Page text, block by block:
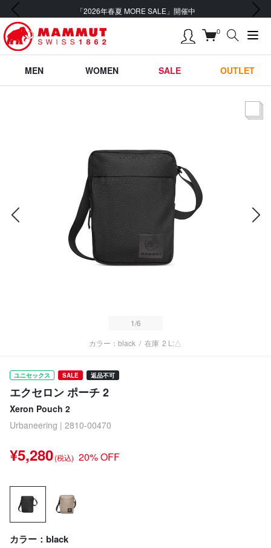
「2026年春夏 MORE SALE」開催中
前の画像 次の画像
0
MEN WOMEN SALE OUTLET
1/6
カラー：black / 在庫 2 L:△
ユニセックス SALE 返品不可
エクセロン ポーチ 2
Xeron Pouch 2
Urbaneering | 2810-00470
¥5,280(税込) 20% OFF
カラー：black